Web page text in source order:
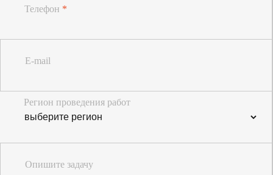
Телефон *
E-mail
Регион проведения работ
Опишите задачу